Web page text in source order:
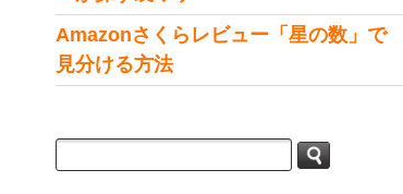
Amazonさくらレビュー「星の数」で
見分ける方法